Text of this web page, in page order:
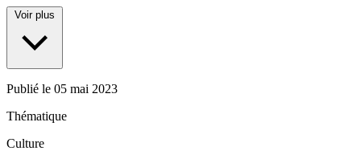
Voir plus
Publié le 05 mai 2023
Thématique
Culture